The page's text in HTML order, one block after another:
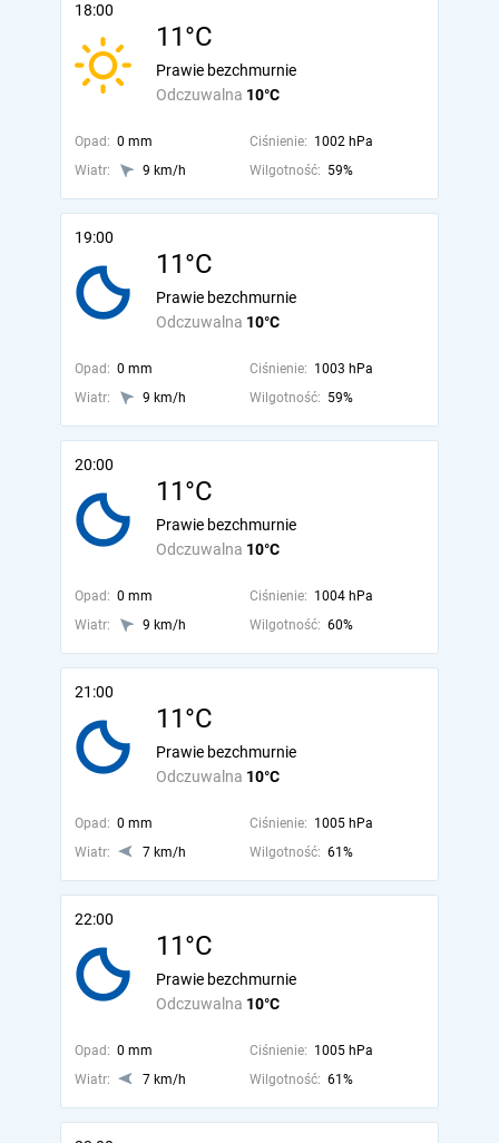
18:00
11°C
Odczuwalna 10°C
Prawie bezchmurnie
Opad: 0 mm Ciśnienie: 1002 hPa
Wiatr:
9 km/h Wilgotność: 59%
19:00
11°C
Odczuwalna 10°C
Prawie bezchmurnie
Opad: 0 mm Ciśnienie: 1003 hPa
Wiatr:
9 km/h Wilgotność: 59%
20:00
11°C
Odczuwalna 10°C
Prawie bezchmurnie
Opad: 0 mm Ciśnienie: 1004 hPa
Wiatr:
9 km/h Wilgotność: 60%
21:00
11°C
Odczuwalna 10°C
Prawie bezchmurnie
Opad: 0 mm Ciśnienie: 1005 hPa
Wiatr:
7 km/h Wilgotność: 61%
22:00
11°C
Odczuwalna 10°C
Prawie bezchmurnie
Opad: 0 mm Ciśnienie: 1005 hPa
Wiatr:
7 km/h Wilgotność: 61%